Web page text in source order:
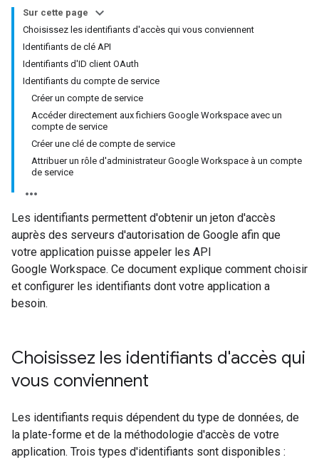
Sur cette page
Choisissez les identifiants d'accès qui vous conviennent
Identifiants de clé API
Identifiants d'ID client OAuth
Identifiants du compte de service
Créer un compte de service
Accéder directement aux fichiers Google Workspace avec un
compte de service
Créer une clé de compte de service
Attribuer un rôle d'administrateur Google Workspace à un compte
de service
Les identifiants permettent d'obtenir un jeton d'accès
auprès des serveurs d'autorisation de Google afin que
votre application puisse appeler les API
Google Workspace. Ce document explique comment choisir
et configurer les identifiants dont votre application a
besoin.
Choisissez les identifiants d'accès qui
vous conviennent
Les identifiants requis dépendent du type de données, de
la plate-forme et de la méthodologie d'accès de votre
application. Trois types d'identifiants sont disponibles :